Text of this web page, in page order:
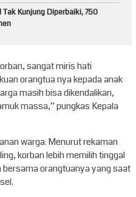
Kunjung Diperbaiki, 750
sangat miris hati
orangtua nya kepada anak
masih bisa dikendalikan,
massa,” pungkas Kepala
warga. Menurut rekaman
korban lebih memilih tinggal
orangtuanya yang saat